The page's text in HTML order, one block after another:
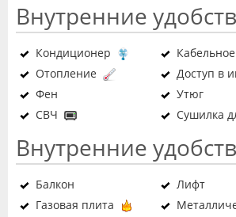
Внутренние
Кондиционер
Отопление
Доступ в
Фен
Утюг
СВЧ
Сушилка
Внутренние
Балкон
Лифт
Газовая плита
Металлическая